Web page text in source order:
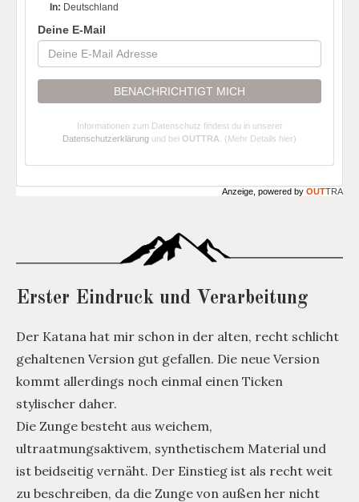
In: Deutschland
Deine E-Mail
BENACHRICHTIGT MICH
Informationen zum Datenschutz findest du in unserer
Datenschutzerklärung und bei OUTTRA (Mehr Details hier)
Anzeige, powered by OUTTRA
Erster Eindruck und Verarbeitung
Der Katana hat mir schon in der alten, recht schlicht
gehaltenen Version gut gefallen. Die neue Version
kommt allerdings noch einmal einen Ticken
stylischer daher.
Die Zunge besteht aus weichem,
ultraatmungsaktivem, synthetischem Material und
ist beidseitig vernäht. Der Einstieg ist als recht weit
zu beschreiben, da die Zunge von außen her nicht